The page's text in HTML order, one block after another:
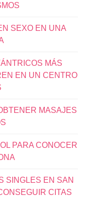
SEXO EN UNA
MÁS
EN UN CENTRO
MASAJES
PARA CONOCER
SINGLES EN SAN
CITAS